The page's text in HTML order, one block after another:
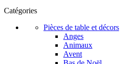
Catégories
Pièces de table et décors
Anges
Animaux
Avent